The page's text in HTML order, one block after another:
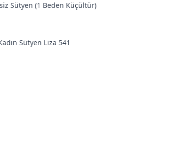
Sütyen (1 Beden Küçültür)
Sütyen Liza 541